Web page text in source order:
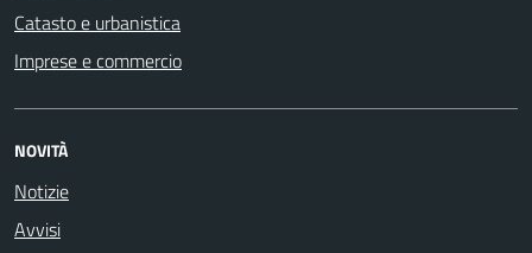
Catasto e urbanistica
Imprese e commercio
NOVITÀ
Notizie
Avvisi